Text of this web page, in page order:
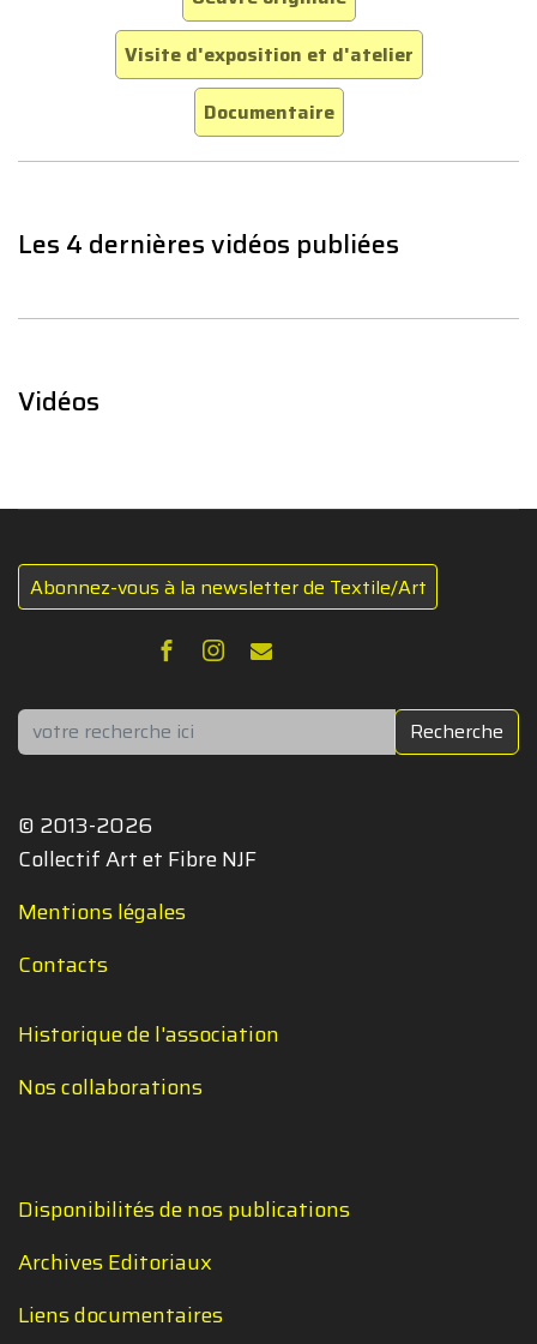
Visite d'exposition et d'atelier
Documentaire
Les 4 dernières vidéos publiées
Vidéos
Abonnez-vous à la newsletter de Textile/Art
Rechercher Recherche
© 2013-2026
Collectif Art et Fibre NJF
Mentions légales
Contacts
Historique de l'association
Nos collaborations
Disponibilités de nos publications
Archives Editoriaux
Liens documentaires